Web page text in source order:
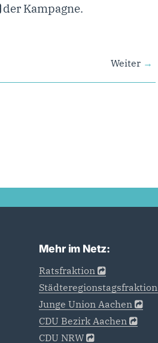
der Kampagne.
Weiter
Mehr im Netz:
Ratsfraktion
Städteregionstagsfraktion
Junge Union Aachen
CDU Bezirk Aachen
CDU NRW